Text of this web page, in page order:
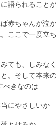
語られることが
赤ちゃんが泣
ここで一度立
ても、しみな
。そして本来
べきなのは
にやさしいか